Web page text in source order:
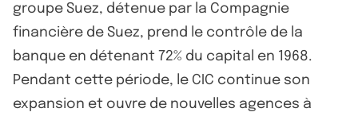
groupe Suez, détenue par la Compagnie
financière de Suez, prend le contrôle de la
banque en détenant 72% du capital en 1968.
Pendant cette période, le CIC continue son
expansion et ouvre de nouvelles agences à